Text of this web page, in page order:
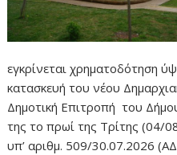
εγκρίνεται χρηματοδότηση
κατασκευή του νέου
Δημοτική Επιτροπή του
της το πρωί της Τρίτης (04/
υπ’ αριθμ. 509/30.07.2026